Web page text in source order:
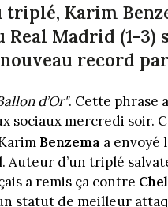
triplé, Karim
Madrid (1-3)
record
d’Or". Cette phrase
sociaux mercredi soir.
Benzema a envoyé
Auteur d’un triplé
a remis ça contre
statut de meilleur